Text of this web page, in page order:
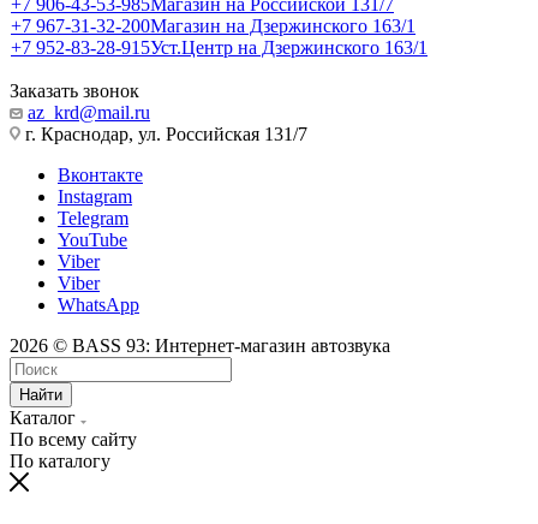
+7 906-43-53-985Магазин на Российской 131/7
+7 967-31-32-200Магазин на Дзержинского 163/1
+7 952-83-28-915Уст.Центр на Дзержинского 163/1
Заказать звонок
az_krd@mail.ru
г. Краснодар, ул. Российская 131/7
Вконтакте
Instagram
Telegram
YouTube
Viber
Viber
WhatsApp
2026 © BASS 93: Интернет-магазин автозвука
Найти
Каталог
По всему сайту
По каталогу